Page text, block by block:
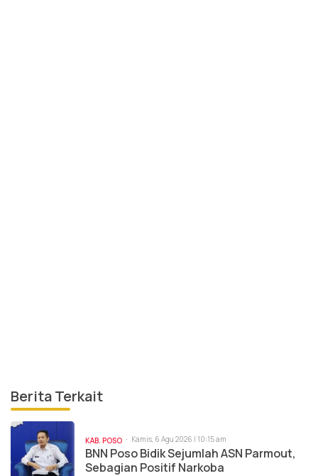
Berita Terkait
KAB. POSO Kamis, 6 Agu 2026 | 10:15 am
BNN Poso Bidik Sejumlah ASN Parmout,
Sebagian Positif Narkoba